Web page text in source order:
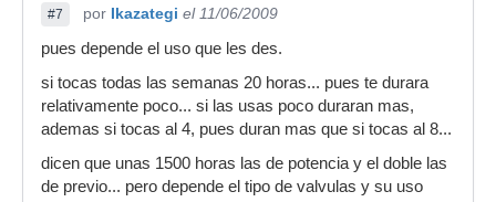
#7 por Ikazategi el 11/06/2009
pues depende el uso que les des.
si tocas todas las semanas 20 horas... pues te durara
relativamente poco... si las usas poco duraran mas,
ademas si tocas al 4, pues duran mas que si tocas al 8...
dicen que unas 1500 horas las de potencia y el doble las
de previo... pero depende el tipo de valvulas y su uso